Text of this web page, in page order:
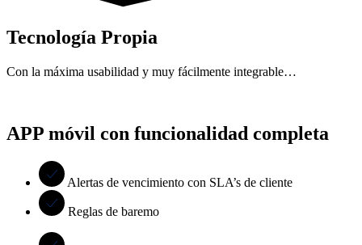
Tecnología Propia
Con la máxima usabilidad y muy fácilmente integrable…
APP móvil con funcionalidad completa
Alertas de vencimiento con SLA’s de cliente
Reglas de baremo